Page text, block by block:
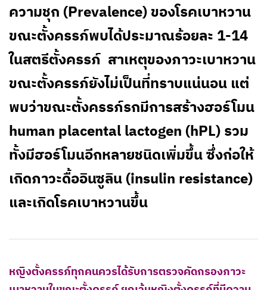
ความชุก (Prevalence) ของโรคเบาหวาน
ขณะตั้งครรภ์พบได้ประมาณร้อยละ 1-14
ในสตรีตั้งครรภ์ สาเหตุของภาวะเบาหวาน
ขณะตั้งครรภ์ยังไม่เป็นที่ทราบแน่นอน แต่
พบว่าขณะตั้งครรภ์รกมีการสร้างฮอร์โมน
human placental lactogen (hPL) รวม
ทั้งมีฮอร์โมนอีกหลายชนิดเพิ่มขึ้น ซึ่งก่อให้
เกิดภาวะดื้ออินซูลิน (insulin resistance)
และเกิดโรคเบาหวานขึ้น
หญิงตั้งครรภ์ทุกคนควรได้รับการตรวจคัดกรองภาวะ